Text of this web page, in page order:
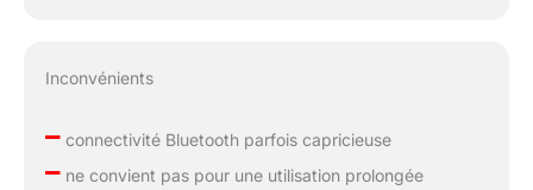
Inconvénients
–connectivité Bluetooth parfois capricieuse
–ne convient pas pour une utilisation prolongée